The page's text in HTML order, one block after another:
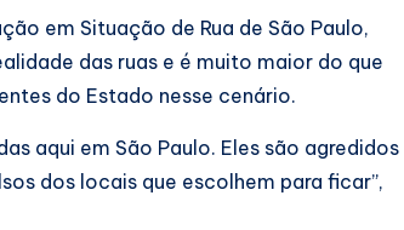
em Situação de Rua de São Paulo,
das ruas e é muito maior do que
do Estado nesse cenário.
aqui em São Paulo. Eles são agredidos
dos locais que escolhem para ficar”,